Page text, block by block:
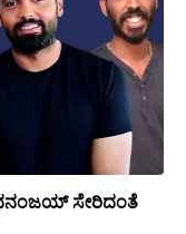
ಧನಂಜಯ್ ಸೇರಿದಂತೆ